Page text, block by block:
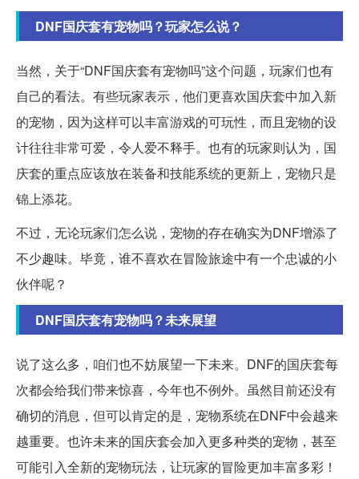
DNF国庆套有宠物吗？玩家怎么说？
当然，关于“DNF国庆套有宠物吗”这个问题，玩家们也有
自己的看法。有些玩家表示，他们更喜欢国庆套中加入新
的宠物，因为这样可以丰富游戏的可玩性，而且宠物的设
计往往非常可爱，令人爱不释手。也有的玩家则认为，国
庆套的重点应该放在装备和技能系统的更新上，宠物只是
锦上添花。
不过，无论玩家们怎么说，宠物的存在确实为DNF增添了
不少趣味。毕竟，谁不喜欢在冒险旅途中有一个忠诚的小
伙伴呢？
DNF国庆套有宠物吗？未来展望
说了这么多，咱们也不妨展望一下未来。DNF的国庆套每
次都会给我们带来惊喜，今年也不例外。虽然目前还没有
确切的消息，但可以肯定的是，宠物系统在DNF中会越来
越重要。也许未来的国庆套会加入更多种类的宠物，甚至
可能引入全新的宠物玩法，让玩家的冒险更加丰富多彩！